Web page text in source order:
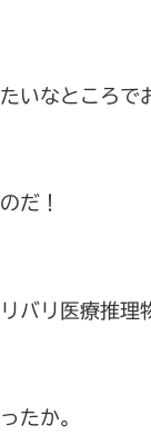
いなところで
だ！
バリ医療推理
たか。